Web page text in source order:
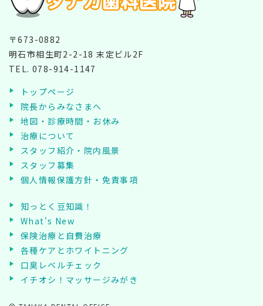
〒673-0882
明石市相生町2-2-18 末定ビル2F
TEL. 078-914-1147
トップページ
院長からみなさまへ
地図・診療時間・お休み
治療について
スタッフ紹介・院内風景
スタッフ募集
個人情報保護方針・免責事項
知っとく豆知識！
What's New
保険治療と自費治療
各種ケアとホワイトニング
口臭レベルチェック
イチオシ！マッサージみがき